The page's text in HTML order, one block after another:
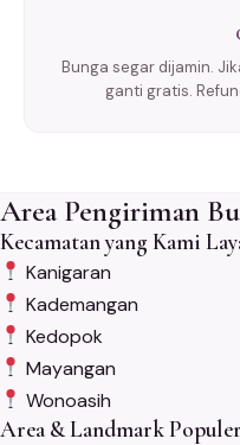
Bunga segar dijamin.
ganti gratis.
Area Pengiriman
Kecamatan yang Kami
Kanigaran
Kademangan
Kedopok
Mayangan
Wonoasih
Area & Landmark Populer